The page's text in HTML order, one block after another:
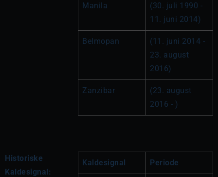
Manila
(30. juli 1990 -
11. juni 2014)
Belmopan
(11. juni 2014 -
23. august
2016)
Zanzibar
(23. august
2016 - )
Historiske
Kaldesignal:
Kaldesignal Periode